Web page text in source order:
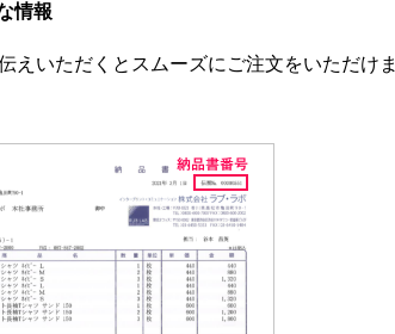
情報
えいただくとスムーズにご注文をいただけま